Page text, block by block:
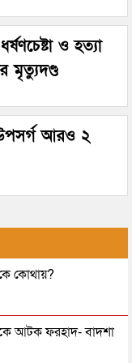
ও হত্যা
মৃত্যুদণ্ড
আরও ২
কোথায়?
আটক ফরহাদ- বাদশা